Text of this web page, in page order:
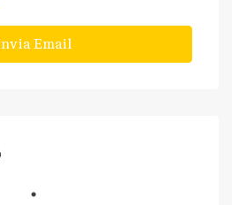
Email